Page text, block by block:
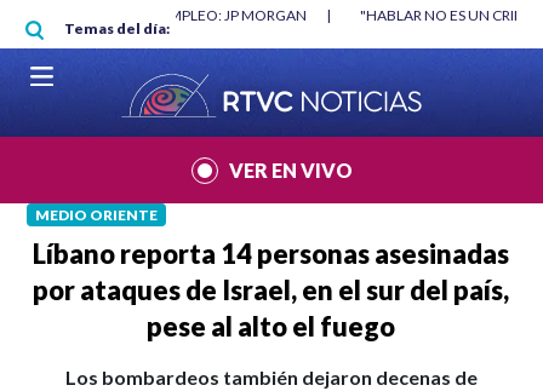
Pasar al contenido principal
Temas del día:
"HABLAR NO ES UN CRIMEN": CARTA DE BETO CORAL | ABELARDO
VER EN VIVO
MEDIO ORIENTE
Líbano reporta 14 personas asesinadas
por ataques de Israel, en el sur del país,
pese al alto el fuego
Los bombardeos también dejaron decenas de